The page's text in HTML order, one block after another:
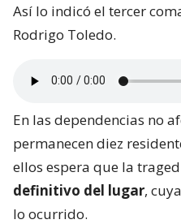
Así lo indicó el tercer
Rodrigo Toledo.
En las dependencias no
permanecen diez
ellos espera que la
definitivo del lugar,
lo ocurrido.